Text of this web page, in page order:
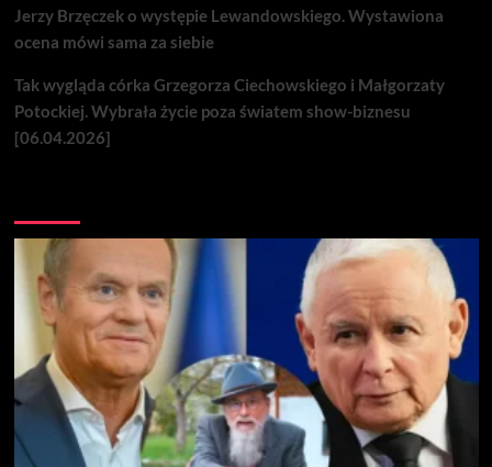
Jerzy Brzęczek o występie Lewandowskiego. Wystawiona
ocena mówi sama za siebie
Tak wygląda córka Grzegorza Ciechowskiego i Małgorzaty
Potockiej. Wybrała życie poza światem show-biznesu
[06.04.2026]